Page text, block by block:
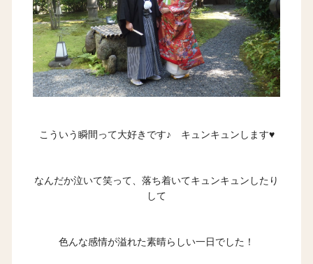
こういう瞬間って大好きです♪ キュンキュンします♥
なんだか泣いて笑って、落ち着いてキュンキュンしたり
して
色んな感情が溢れた素晴らしい一日でした！